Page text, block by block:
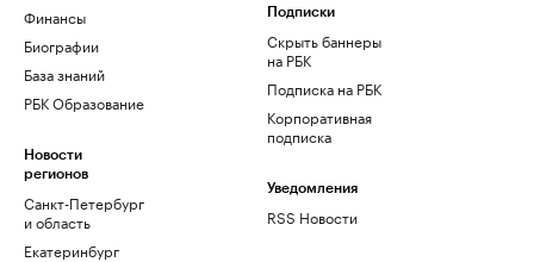
Финансы
Биографии
База знаний
РБК Образование
Новости
регионов
Санкт-Петербург
и область
Екатеринбург
Подписки
Скрыть баннеры
на РБК
Подписка на РБК
Корпоративная
подписка
Уведомления
RSS Новости